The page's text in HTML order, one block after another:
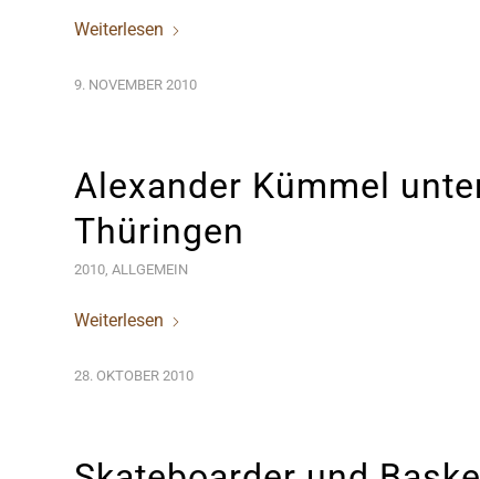
Weiterlesen
9. NOVEMBER 2010
Alexander Kümmel
Thüringen
2010, ALLGEMEIN
Weiterlesen
28. OKTOBER 2010